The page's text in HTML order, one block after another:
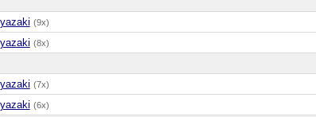
(9x)
(8x)
(7x)
(6x)